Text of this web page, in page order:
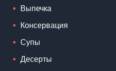
Выпечка
Консервация
Супы
Десерты